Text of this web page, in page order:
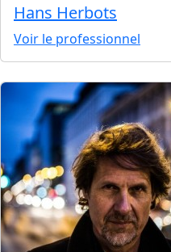
Hans Herbots
Voir le professionnel